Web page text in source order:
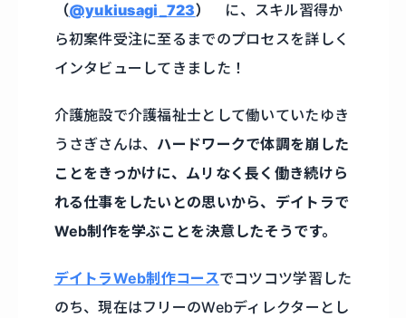
（@yukiusagi_723） に、スキル習得か
ら初案件受注に至るまでのプロセスを詳しく
インタビューしてきました！
介護施設で介護福祉士として働いていたゆき
うさぎさんは、 ハードワークで体調を崩した
ことをきっかけに、ムリなく長く働き続けら
れる仕事をしたいとの思いから、デイトラで
Web制作を学ぶことを決意したそうです。
デイトラWeb制作コースでコツコツ学習した
のち、現在はフリーのWebディレクターとし